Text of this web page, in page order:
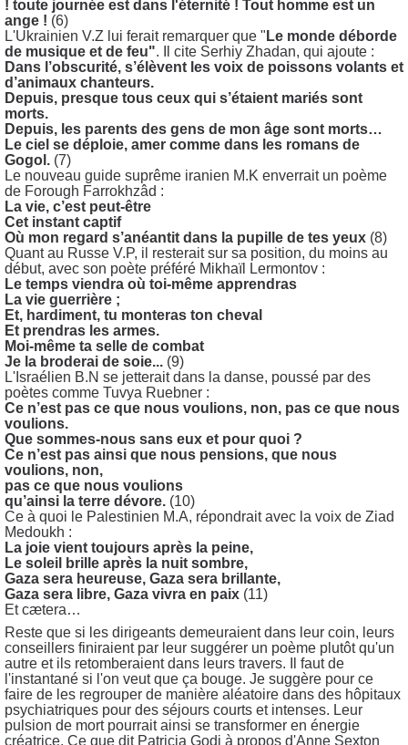
! toute journée est dans l'éternité ! Tout homme est un
ange ! (6)
L'Ukrainien V.Z lui ferait remarquer que " Le monde déborde
de musique et de feu". Il cite Serhiy Zhadan, qui ajoute :
Dans l’obscurité, s’élèvent les voix de poissons volants et
d’animaux chanteurs.
Depuis, presque tous ceux qui s’étaient mariés sont
morts.
Depuis, les parents des gens de mon âge sont morts…
Le ciel se déploie, amer comme dans les romans de
Gogol. (7)
Le nouveau guide suprême iranien M.K enverrait un poème
de Forough Farrokhzâd :
La vie, c’est peut-être
Cet instant captif
Où mon regard s’anéantit dans la pupille de tes yeux (8)
Quant au Russe V.P, il resterait sur sa position, du moins au
début, avec son poète préféré Mikhaïl Lermontov :
Le temps viendra où toi-même apprendras
La vie guerrière ;
Et, hardiment, tu monteras ton cheval
Et prendras les armes.
Moi-même ta selle de combat
Je la broderai de soie... (9)
L'Israélien B.N se jetterait dans la danse, poussé par des
poètes comme Tuvya Ruebner :
Ce n’est pas ce que nous voulions, non, pas ce que nous
voulions.
Que sommes-nous sans eux et pour quoi ?
Ce n’est pas ainsi que nous pensions, que nous
voulions, non,
pas ce que nous voulions
qu’ainsi la terre dévore. (10)
Ce à quoi le Palestinien M.A, répondrait avec la voix de Ziad
Medoukh :
La joie vient toujours après la peine,
Le soleil brille après la nuit sombre,
Gaza sera heureuse, Gaza sera brillante,
Gaza sera libre, Gaza vivra en paix (11)
Et cætera…
Reste que si les dirigeants demeuraient dans leur coin, leurs
conseillers finiraient par leur suggérer un poème plutôt qu'un
autre et ils retomberaient dans leurs travers. Il faut de
l'instantané si l'on veut que ça bouge. Je suggère pour ce
faire de les regrouper de manière aléatoire dans des hôpitaux
psychiatriques pour des séjours courts et intenses. Leur
pulsion de mort pourrait ainsi se transformer en énergie
créatrice. Ce que dit Patricia Godi à propos d'Anne Sexton